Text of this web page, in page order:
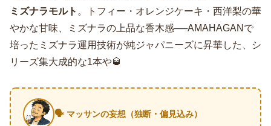
ミズナラモルト 。トフィー・オレンジケーキ・西洋梨の華
やかな甘味、ミズナラの上品な香木感──AMAHAGANで
培ったミズナラ運用技術が純ジャパニーズに昇華した、シ
リーズ集大成的な1本や🥃
🗣️ マッサンの妄想（独断・偏見込み）